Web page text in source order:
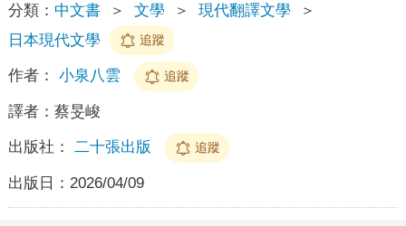
分類： 中文書 ＞ 文學 ＞ 現代翻譯文學
＞
日本現代文學
追蹤
作者： 小泉八雲 追蹤
譯者： 蔡旻峻
出版社： 二十張出版 追蹤
出版日： 2026/04/09